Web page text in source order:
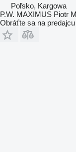
Poľsko, Kargowa
P.W. MAXIMUS Piotr
Obráťte sa na predajcu